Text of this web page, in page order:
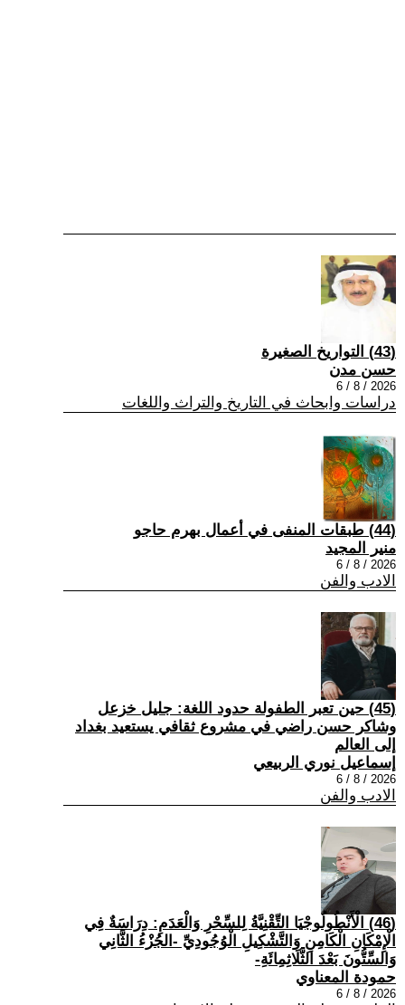
(43) التواريخ الصغيرة
حسن مدن
2026 / 8 / 6
دراسات وابحاث في التاريخ والتراث واللغات
(44) طبقات المنفى في أعمال بهرم حاجو
منير المجيد
2026 / 8 / 6
الادب والفن
(45) حين تعبر الطفولة حدود اللغة: جليل خزعل
وشاكر حسن راضي في مشروع ثقافي يستعيد بغداد
إلى العالم
إسماعيل نوري الربيعي
2026 / 8 / 6
الادب والفن
(46) الْأَنْطُولُوجْيَا التِّقْنِيَّةُ لِلسِّحْرِ وَالْعَدَمِ: دِرَاسَةٌ فِي
الْإِمْكَانِ الْكَامِنِ وَالتَّشْكِيلِ الْوُجُودِيِّ -الجُزْءُ الثَّانِي
وَالسِّتُّونَ بَعْدَ الثَّلَاثِمِائَةِ-
حمودة المعناوي
2026 / 8 / 6